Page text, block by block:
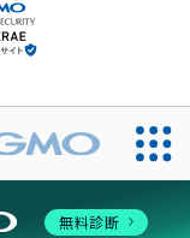
無料診断